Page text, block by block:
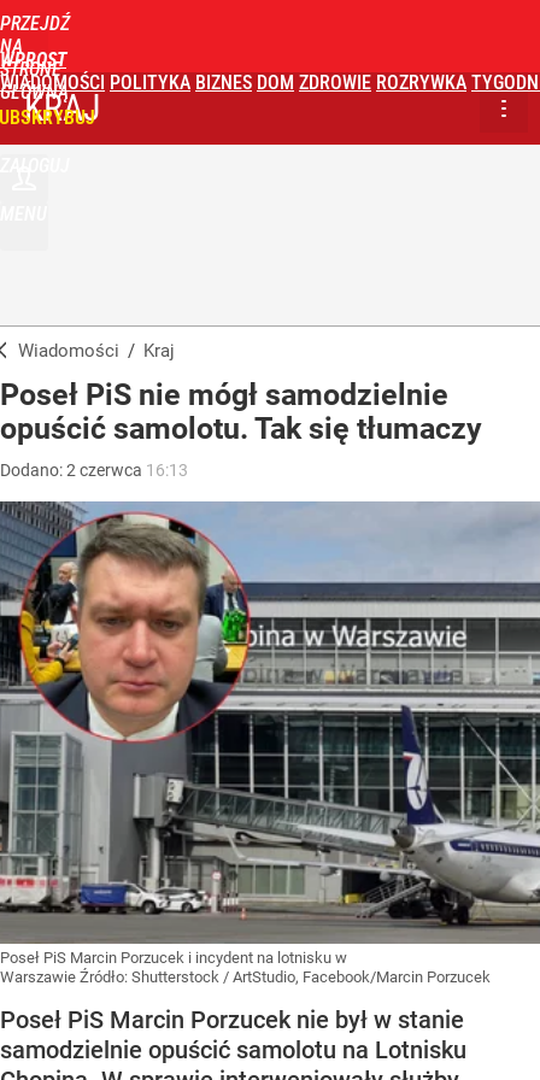
PRZEJDŹ
NA
STRONĘ
GŁÓWNĄ
WPROST
WIADOMOŚCI POLITYKA BIZNES DOM ZDROWIE ROZRYWKA
KRAJ
Wiadomości / Kraj
Poseł PiS nie mógł samodzielnie
opuścić samolotu. Tak się tłumaczy
Dodano:2 czerwca 16:13
Poseł PiS Marcin Porzucek i incydent na lotnisku w
Warszawie Źródło: Shutterstock / ArtStudio, Facebook/Marcin Porzucek
Poseł PiS Marcin Porzucek nie był w stanie
samodzielnie opuścić samolotu na Lotnisku